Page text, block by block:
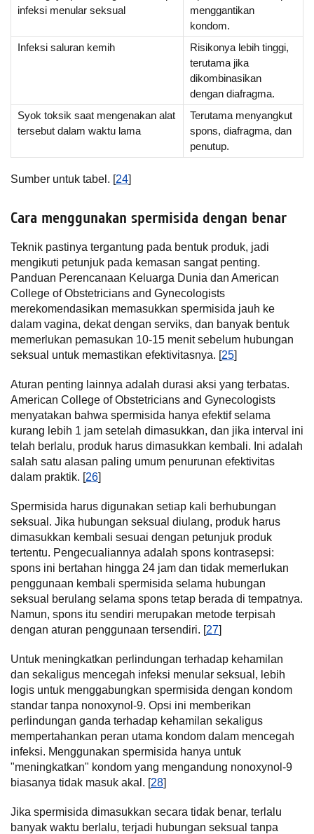
infeksi menular seksual
menggantikan
kondom.
Infeksi saluran kemih
Risikonya lebih tinggi,
terutama jika
dikombinasikan
dengan diafragma.
Syok toksik saat mengenakan alat
tersebut dalam waktu lama
Terutama menyangkut
spons, diafragma, dan
penutup.
Sumber untuk tabel. [24]
Cara menggunakan spermisida dengan benar
Teknik pastinya tergantung pada bentuk produk, jadi
mengikuti petunjuk pada kemasan sangat penting.
Panduan Perencanaan Keluarga Dunia dan American
College of Obstetricians and Gynecologists
merekomendasikan memasukkan spermisida jauh ke
dalam vagina, dekat dengan serviks, dan banyak bentuk
memerlukan pemasukan 10-15 menit sebelum hubungan
seksual untuk memastikan efektivitasnya. [25]
Aturan penting lainnya adalah durasi aksi yang terbatas.
American College of Obstetricians and Gynecologists
menyatakan bahwa spermisida hanya efektif selama
kurang lebih 1 jam setelah dimasukkan, dan jika interval ini
telah berlalu, produk harus dimasukkan kembali. Ini adalah
salah satu alasan paling umum penurunan efektivitas
dalam praktik. [26]
Spermisida harus digunakan setiap kali berhubungan
seksual. Jika hubungan seksual diulang, produk harus
dimasukkan kembali sesuai dengan petunjuk produk
tertentu. Pengecualiannya adalah spons kontrasepsi:
spons ini bertahan hingga 24 jam dan tidak memerlukan
penggunaan kembali spermisida selama hubungan
seksual berulang selama spons tetap berada di tempatnya.
Namun, spons itu sendiri merupakan metode terpisah
dengan aturan penggunaan tersendiri. [27]
Untuk meningkatkan perlindungan terhadap kehamilan
dan sekaligus mencegah infeksi menular seksual, lebih
logis untuk menggabungkan spermisida dengan kondom
standar tanpa nonoxynol-9. Opsi ini memberikan
perlindungan ganda terhadap kehamilan sekaligus
mempertahankan peran utama kondom dalam mencegah
infeksi. Menggunakan spermisida hanya untuk
"meningkatkan" kondom yang mengandung nonoxynol-9
biasanya tidak masuk akal. [28]
Jika spermisida dimasukkan secara tidak benar, terlalu
banyak waktu berlalu, terjadi hubungan seksual tanpa